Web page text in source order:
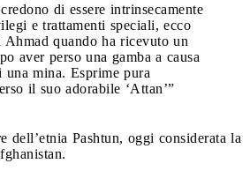
di essere intrinsecamente
e trattamenti speciali, ecco
quando ha ricevuto un
aver perso una gamba a causa
una mina. Esprime pura
il suo adorabile ‘Attan’”
dell’etnia Pashtun, oggi considerata la